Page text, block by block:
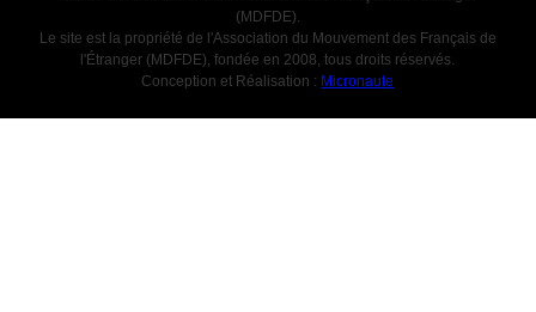
(MDFDE).
Le site est la propriété de l'Association du Mouvement des Français de
l'Étranger (MDFDE), fondée en 2008, tous droits réservés.
Conception et Réalisation : Micronaute